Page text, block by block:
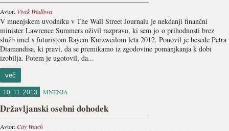
Avtor: Vivek Wadhwa
V mnenjskem uvodniku v The Wall Street Journalu je nekdanji finančni
minister Lawrence Summers oživil razpravo, ki sem jo o prihodnosti brez
služb imel s futuristom Rayem Kurzweilom leta 2012. Ponovil je besede Petra
Diamandisa, ki pravi, da se premikamo iz zgodovine pomanjkanja k dobi
izobilja. Potem je ugotovil, da...
več
10. 11. 2013 MNENJA
Državljanski osebni dohodek
Avtor:City Watch